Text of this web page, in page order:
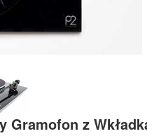
Gramofon z